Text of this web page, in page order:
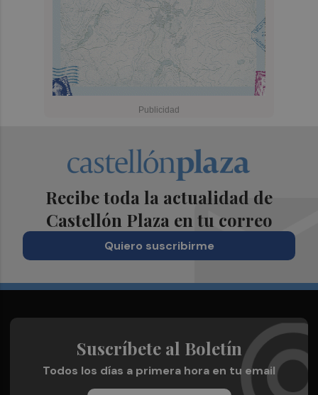
Recibe toda la actualidad de
Castellón Plaza en tu correo
Quiero suscribirme
Suscríbete al Boletín
Todos los días a primera hora en tu email